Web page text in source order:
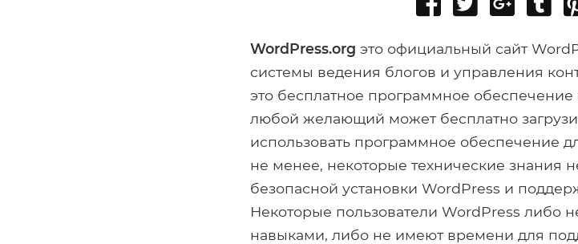
Facebook Google+
WordPress.org это официальный сайт
системы ведения блогов и управления
это бесплатное программное
любой желающий может бесплатно
использовать программное обеспечение
не менее, некоторые технические знания
безопасной установки WordPress и
Некоторые пользователи WordPress либо
навыками, либо не имеют времени для